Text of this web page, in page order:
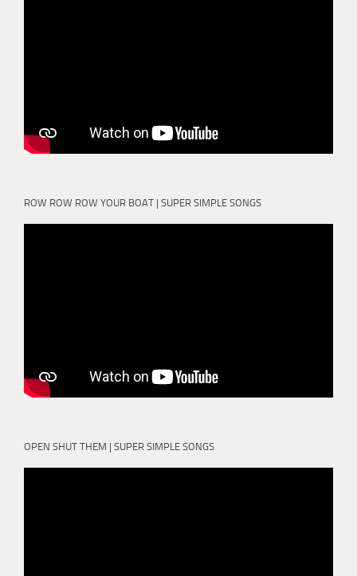
ROW ROW ROW YOUR BOAT | SUPER SIMPLE SONGS
OPEN SHUT THEM | SUPER SIMPLE SONGS